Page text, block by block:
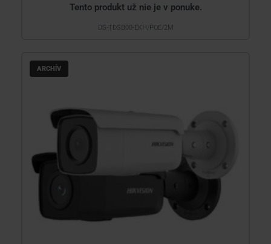
Tento produkt už nie je v ponuke.
DS-TDSB00-EKH/POE/2M
ARCHÍV